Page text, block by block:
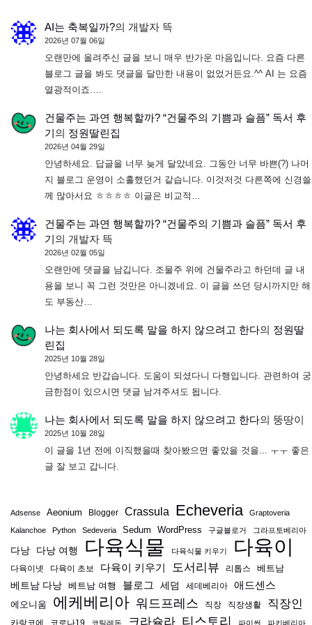
AI는 축복일까?의 개발자 뜩
2026년 07월 06일
오랜만에 올려주신 글을 보니 매우 반가운 마음입니다. 요즘 다른
블로그 글을 봐도 댓글을 달만한 내용이 없었거든요.^^ AI 는 요즘
열광적이죠.…
건물주는 과연 행복할까? “건물주의 기쁨과 슬픔” 독서 후
기의 정원딸린집
2026년 04월 29일
안녕하세요. 답글을 너무 늦게 달았네요. 그동안 너무 바쁜(?) 나머
지 블로그 운영이 소홀했던거 같습니다. 이것저것 다른쪽에 신경쓸
께 많아서요 ㅎㅎㅎㅎ 이글은 비교적…
건물주는 과연 행복할까? “건물주의 기쁨과 슬픔” 독서 후
기의 개발자 뜩
2026년 02월 05일
오랜만에 댓글을 남깁니다. 조물주 위에 건물주라고 하던데 글 내
용을 보니 꼭 그런 것만은 아니겠네요. 이 글을 쓰던 당시까지만 해
도 부동산…
나는 회사에서 되도록 말을 하지 않으려고 한다의 정원딸
린집
2025년 10월 28일
안녕하세요 반갑습니다. 도움이 되셨다니 다행입니다. 관련하여 궁
금한점이 있으시면 댓글 남겨주셔도 됩니다.
나는 회사에서 되도록 말을 하지 않으려고 한다의 뚱땅이
2025년 10월 28일
이 글을 1년 전에 이직했을때 찾아봤으면 좋았을 것을... ㅜㅜ 좋은
글 잘 보고 갑니다.
Adsense Aeonium Blogger Crassula Echeveria Graptoveria
Kalanchoe Python Sedeveria Sedum WordPress 구글블로거 그라프토베리아
다낭 다낭 여행 다육식물 다육식물 키우기 다육이
다육이넷 다육이 초보 다육이 키우기 도서리뷰 리톱스
베트남
베트남 다낭 베트남 여행 블로그 세덤 세데베리아 애드센스
에오니움 에케베리아 워드프레스 직장 직장생활 직장인
카랑코에 코로나19 코틸레돈 크라슐라 티스토리 파이썬 파키베리아